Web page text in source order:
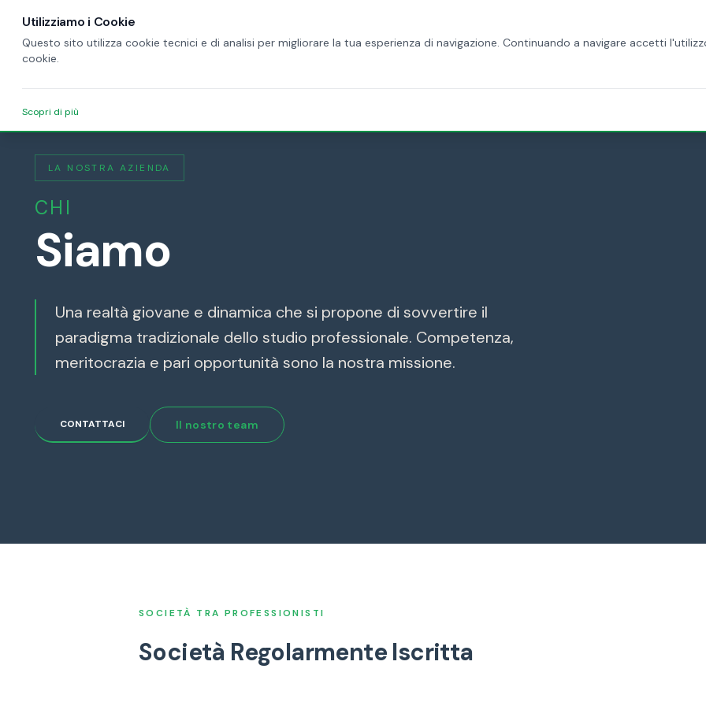
LA NOSTRA AZIENDA
CHI
Siamo
Una realtà giovane e dinamica che si propone di sovvertire il
paradigma tradizionale dello studio professionale. Competenza,
meritocrazia e pari opportunità sono la nostra missione.
CONTATTACI Il nostro team
SOCIETÀ TRA PROFESSIONISTI
Società Regolarmente Iscritta
Utilizziamo i Cookie
Questo sito utilizza cookie tecnici e di analisi per migliorare la tua esperienza di navigazione. Continuando a navigare accetti
cookie.
Scopri di più